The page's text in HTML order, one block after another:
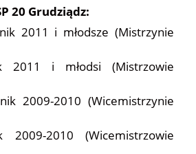
20 Grudziądz:
2011 i młodsze (Mistrzynie
2011 i młodsi (Mistrzowie
2009-2010 (Wicemistrzynie
2009-2010 (Wicemistrzowie